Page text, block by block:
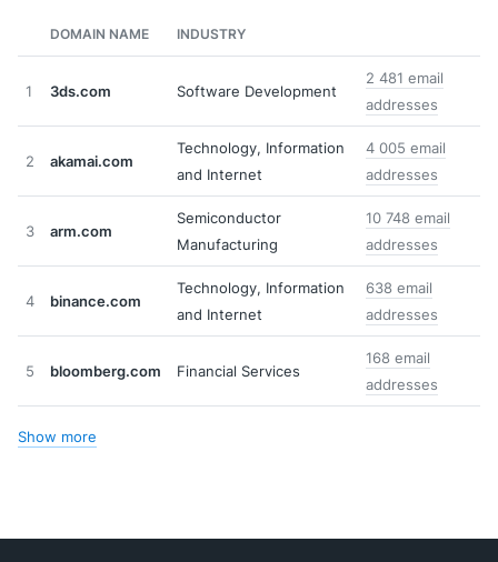
DOMAIN NAME INDUSTRY
1 3ds.com Software Development
2 481 email
addresses
2 akamai.com
Technology, Information
and Internet
4 005 email
addresses
3 arm.com
Semiconductor
Manufacturing
10 748 email
addresses
4 binance.com
Technology, Information
and Internet
638 email
addresses
5 bloomberg.com Financial Services
168 email
addresses
Show more